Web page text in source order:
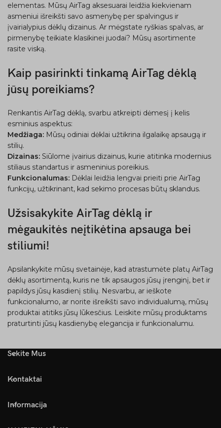
elementas. Mūsų AirTag aksesuarai leidžia kiekvienam
asmeniui išreikšti savo asmenybę per spalvingus ir
įvairialypius dėklų dizainus. Ar mėgstate ryškias spalvas, ar
pirmenybę teikiate klasikinei juodai? Mūsų asortimente
rasite viską.
Kaip pasirinkti tinkamą AirTag dėklą
jūsų poreikiams?
Renkantis AirTag dėklą, svarbu atkreipti dėmesį į kelis
esminius aspektus:
Medžiaga: Mūsų odiniai dėklai užtikrina ilgalaikę apsaugą ir
stilių.
Dizainas: Siūlome įvairius dizainus, kurie atitinka modernius
stiliaus standartus ir asmeninius poreikius.
Funkcionalumas: Dėklai leidžia lengvai prieiti prie AirTag
funkcijų, užtikrinant, kad sekimo procesas būtų sklandus.
Užsisakykite AirTag dėklą ir
mėgaukitės neįtikėtina apsauga bei
stiliumi!
Apsilankykite mūsų svetainėje, kad atrastumėte platų AirTag
dėklų asortimentą, kuris ne tik apsaugos jūsų įrenginį, bet ir
papildys jūsų kasdienį stilių. Nesvarbu, ar ieškote
funkcionalumo, ar norite išreikšti savo individualumą, mūsų
produktai atitiks jūsų lūkesčius. Leiskite mūsų produktams
praturtinti jūsų kasdienybę elegancija ir funkcionalumu.
Sekite Mus
Kontaktai
Informacija